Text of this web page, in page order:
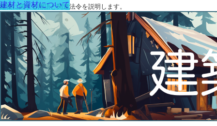
建築に関する用語と関連法令を説明します。
建材と資材について